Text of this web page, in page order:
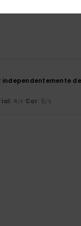
: 4/5 Cor: 5/5